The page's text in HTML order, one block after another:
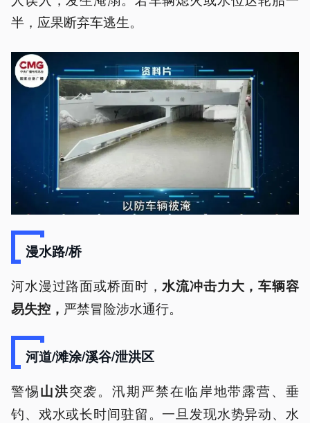
半，应果断弃车逃生。
漫水路/桥
河水漫过路面或桥面时，水流冲击力大，车辆容
易失控， 严禁冒险涉水通行。
河道/滩涂/溪谷/泄洪区
警惕山洪突袭。汛期严禁在临岸地带露营、垂
钓、戏水或长时间驻留。一旦发现水势异动、水